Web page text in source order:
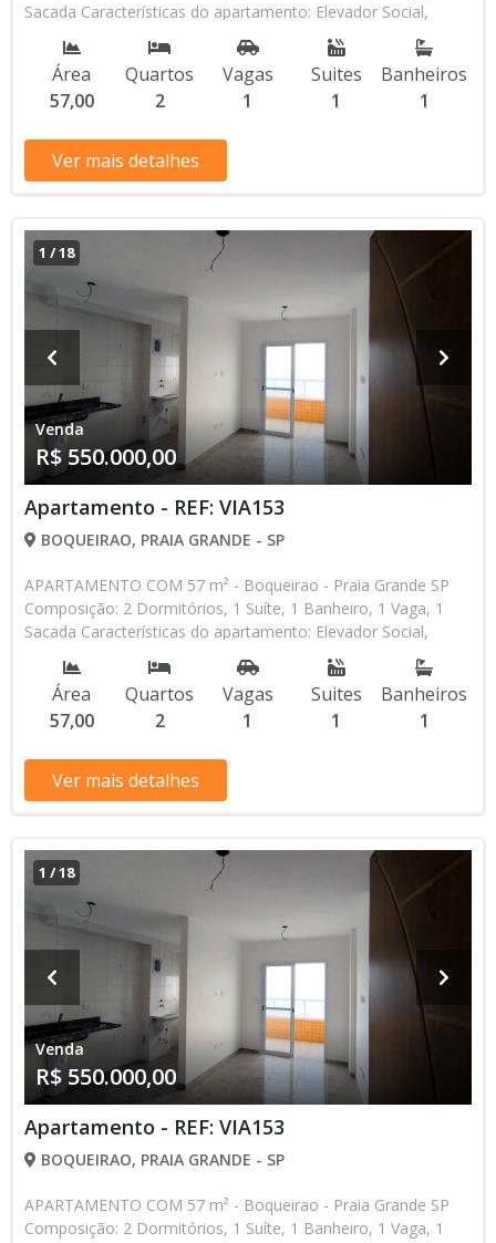
Sacada Características do apartamento: Elevador Social,
Elevador de Serviço, Acessibilidade, Água Individual, Gás
Encanado, Piscina, Salão de Jogos, Salão de Festas, Espaço
Kids, Academia, Churrasqueira Aceita Financiamento Direto
com a Construtora Entrada de R$ 250.000,00 48 Parcelas
550.000,00 valor Total * Os valores e disponibilidade podem
ser alterados sem prévio aviso. Favor verificar entrando em
Área
57,00
Quartos
2
Vagas
1
Suites
1
Banheiros
1
Ver mais detalhes
1 /18
Venda
R$ 550.000,00
Apartamento - REF: VIA153
BOQUEIRAO, PRAIA GRANDE - SP
APARTAMENTO COM 57 m² - Boqueirao - Praia Grande SP
Composição: 2 Dormitórios, 1 Suíte, 1 Banheiro, 1 Vaga, 1
Sacada Características do apartamento: Elevador Social,
Elevador de Serviço, Acessibilidade, Água Individual, Gás
Encanado, Piscina, Salão de Jogos, Salão de Festas, Espaço
Kids, Academia, Churrasqueira Aceita Financiamento Direto
com a Construtora Entrada de R$ 250.000,00 48 Parcelas
550.000,00 valor Total * Os valores e disponibilidade podem
ser alterados sem prévio aviso. Favor verificar entrando em
Área
57,00
Quartos
2
Vagas
1
Suites
1
Banheiros
1
Ver mais detalhes
1 /18
Venda
R$ 550.000,00
Apartamento - REF: VIA153
BOQUEIRAO, PRAIA GRANDE - SP
APARTAMENTO COM 57 m² - Boqueirao - Praia Grande SP
Composição: 2 Dormitórios, 1 Suíte, 1 Banheiro, 1 Vaga, 1